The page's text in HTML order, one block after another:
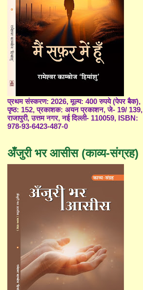
प्रथम संस्करण: 2026, मूल्य: 400 रुपये (पेपर बैक),
पृष्ठ: 152, प्रकाशक: अयन प्रकाशन, जे- 19/ 139,
राजापुरी, उत्तम नगर, नई दिल्ली- 110059, ISBN:
978-93-6423-487-0
अँजुरी भर आसीस (काव्य-संग्रह)